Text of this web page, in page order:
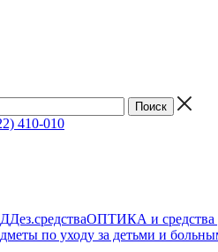
410-010
Дез.средстваОПТИКА и средства
по уходу за детьми и